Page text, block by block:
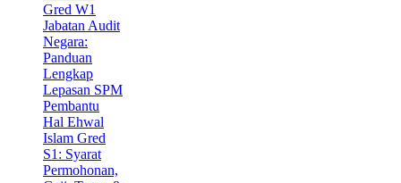
Gred W1
Jabatan Audit
Negara:
Panduan
Lengkap
Lepasan SPM
Pembantu
Hal Ehwal
Islam Gred
S1: Syarat
Permohonan,